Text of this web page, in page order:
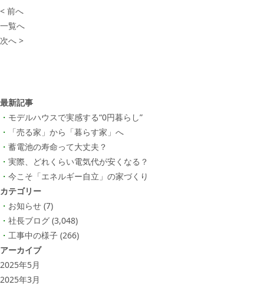
< 前へ
一覧へ
次へ >
最新記事
モデルハウスで実感する“0円暮らし”
「売る家」から「暮らす家」へ
蓄電池の寿命って大丈夫？
実際、どれくらい電気代が安くなる？
今こそ「エネルギー自立」の家づくり
カテゴリー
お知らせ (7)
社長ブログ (3,048)
工事中の様子 (266)
アーカイブ
2025年5月
2025年3月